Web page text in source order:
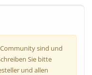
Community sind und
Sie bitte
und allen